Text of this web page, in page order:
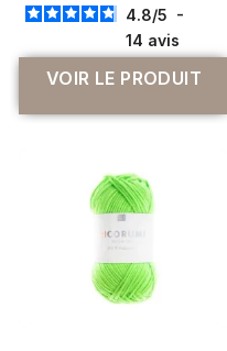
4.8/5 -
14 avis
VOIR LE PRODUIT